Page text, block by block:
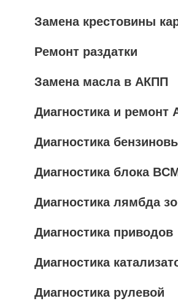
Замена крестовины
Ремонт раздатки
Замена масла в АКПП
Диагностика и ремонт
Диагностика
Диагностика блока
Диагностика лямбда
Диагностика приводов
Диагностика
Диагностика рулевой